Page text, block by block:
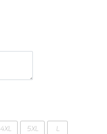
4XL 5XL L